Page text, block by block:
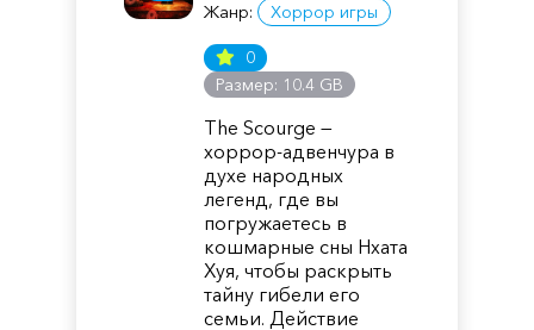
Жанр: Хоррор игры
0
Размер: 10.4 GB
The Scourge —
хоррор-адвенчура в
духе народных
легенд, где вы
погружаетесь в
кошмарные сны Нхата
Хуя, чтобы раскрыть
тайну гибели его
семьи. Действие